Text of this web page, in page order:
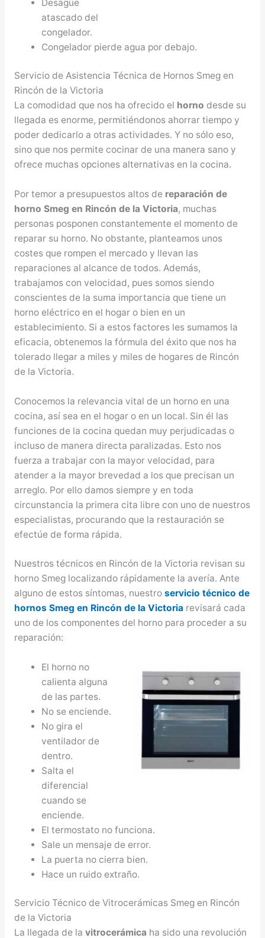
Desagüe
atascado del
congelador.
Congelador pierde agua por debajo.
Servicio de Asistencia Técnica de Hornos Smeg en
Rincón de la Victoria
La comodidad que nos ha ofrecido el horno desde su
llegada es enorme, permitiéndonos ahorrar tiempo y
poder dedicarlo a otras actividades. Y no sólo eso,
sino que nos permite cocinar de una manera sano y
ofrece muchas opciones alternativas en la cocina.
Por temor a presupuestos altos de reparación de
horno Smeg en Rincón de la Victoria, muchas
personas posponen constantemente el momento de
reparar su horno. No obstante, planteamos unos
costes que rompen el mercado y llevan las
reparaciones al alcance de todos. Además,
trabajamos con velocidad, pues somos siendo
conscientes de la suma importancia que tiene un
horno eléctrico en el hogar o bien en un
establecimiento. Si a estos factores les sumamos la
eficacia, obtenemos la fórmula del éxito que nos ha
tolerado llegar a miles y miles de hogares de Rincón
de la Victoria.
Conocemos la relevancia vital de un horno en una
cocina, así sea en el hogar o en un local. Sin él las
funciones de la cocina quedan muy perjudicadas o
incluso de manera directa paralizadas. Esto nos
fuerza a trabajar con la mayor velocidad, para
atender a la mayor brevedad a los que precisan un
arreglo. Por ello damos siempre y en toda
circunstancia la primera cita libre con uno de nuestros
especialistas, procurando que la restauración se
efectúe de forma rápida.
Nuestros técnicos en Rincón de la Victoria revisan su
horno Smeg localizando rápidamente la avería. Ante
alguno de estos síntomas, nuestro servicio técnico de
hornos Smeg en Rincón de la Victoriarevisará cada
uno de los componentes del horno para proceder a su
reparación:
El horno no
calienta alguna
de las partes.
No se enciende.
No gira el
ventilador de
dentro.
Salta el
diferencial
cuando se
enciende.
El termostato no funciona.
Sale un mensaje de error.
La puerta no cierra bien.
Hace un ruido extraño.
Servicio Técnico de Vitrocerámicas Smeg en Rincón
de la Victoria
La llegada de la vitrocerámica ha sido una revolución